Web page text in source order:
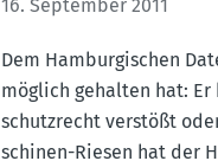
16. September 2011
Dem Hambur­gi­schen
möglich gehalten hat:
schutz­recht verstößt
schinen-Riesen hat der